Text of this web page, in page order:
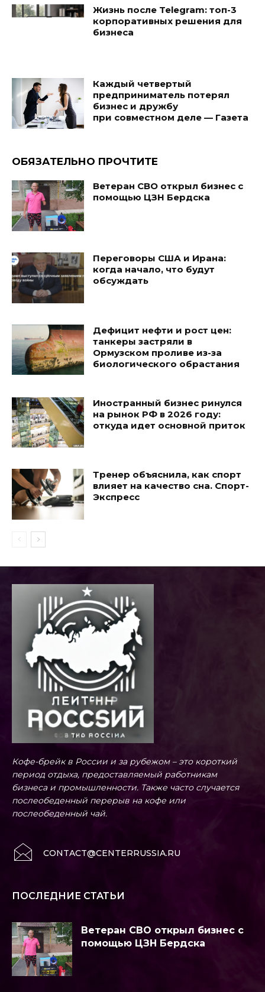
Жизнь после Telegram: топ-3
корпоративных решения для
бизнеса
Каждый четвертый
предприниматель потерял
бизнес и дружбу
при совместном деле — Газета
ОБЯЗАТЕЛЬНО ПРОЧТИТЕ
Ветеран СВО открыл бизнес с
помощью ЦЗН Бердска
Переговоры США и Ирана:
когда начало, что будут
обсуждать
Дефицит нефти и рост цен:
танкеры застряли в
Ормузском проливе из-за
биологического обрастания
Иностранный бизнес ринулся
на рынок РФ в 2026 году:
откуда идет основной приток
Тренер объяснила, как спорт
влияет на качество сна. Спорт-
Экспресс
Кофе-брейк в России и за рубежом – это короткий
период отдыха, предоставляемый работникам
бизнеса и промышленности. Также часто случается
послеобеденный перерыв на кофе или
послеобеденный чай.
CONTACT@CENTERRUSSIA.RU
ПОСЛЕДНИЕ СТАТЬИ
Ветеран СВО открыл бизнес с
помощью ЦЗН Бердска